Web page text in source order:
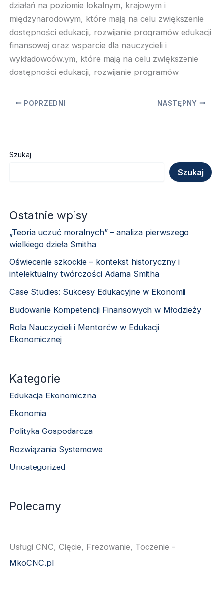
działań na poziomie lokalnym, krajowym i
międzynarodowym, które mają na celu zwiększenie
dostępności edukacji, rozwijanie programów edukacji
finansowej oraz wsparcie dla nauczycieli i
wykładowców.ym, które mają na celu zwiększenie
dostępności edukacji, rozwijanie programów
POPRZEDNI NASTĘPNY
Szukaj
Szukaj
Ostatnie wpisy
„Teoria uczuć moralnych” – analiza pierwszego
wielkiego dzieła Smitha
Oświecenie szkockie – kontekst historyczny i
intelektualny twórczości Adama Smitha
Case Studies: Sukcesy Edukacyjne w Ekonomii
Budowanie Kompetencji Finansowych w Młodzieży
Rola Nauczycieli i Mentorów w Edukacji
Ekonomicznej
Kategorie
Edukacja Ekonomiczna
Ekonomia
Polityka Gospodarcza
Rozwiązania Systemowe
Uncategorized
Polecamy
Usługi CNC, Cięcie, Frezowanie, Toczenie -
MkoCNC.pl